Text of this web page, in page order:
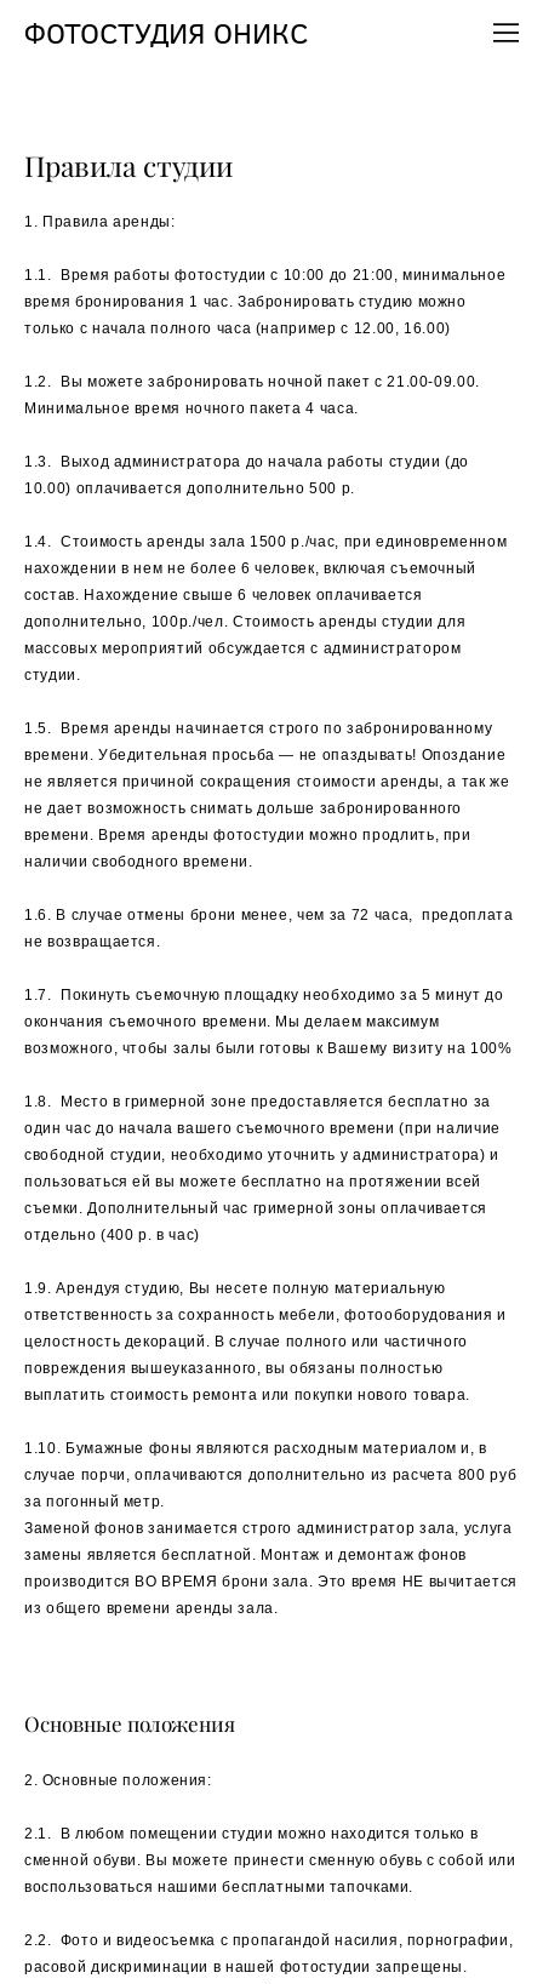
ФОТОСТУДИЯ ОНИКС
Правила студии
1. Правила аренды:
1.1. Время работы фотостудии с 10:00 до 21:00, минимальное
время бронирования 1 час. Забронировать студию можно
только с начала полного часа (например с 12.00, 16.00)
1.2. Вы можете забронировать ночной пакет с 21.00-09.00.
Минимальное время ночного пакета 4 часа.
1.3. Выход администратора до начала работы студии (до
10.00) оплачивается дополнительно 500 р.
1.4. Стоимость аренды зала 1500 р./час, при единовременном
нахождении в нем не более 6 человек, включая съемочный
состав. Нахождение свыше 6 человек оплачивается
дополнительно, 100р./чел. Стоимость аренды студии для
массовых мероприятий обсуждается с администратором
студии.
1.5. Время аренды начинается строго по забронированному
времени. Убедительная просьба — не опаздывать! Опоздание
не является причиной сокращения стоимости аренды, а так же
не дает возможность снимать дольше забронированного
времени. Время аренды фотостудии можно продлить, при
наличии свободного времени.
1.6. В случае отмены брони менее, чем за 72 часа, предоплата
не возвращается.
1.7. Покинуть съемочную площадку необходимо за 5 минут до
окончания съемочного времени. Мы делаем максимум
возможного, чтобы залы были готовы к Вашему визиту на 100%
1.8. Место в гримерной зоне предоставляется бесплатно за
один час до начала вашего съемочного времени (при наличие
свободной студии, необходимо уточнить у администратора) и
пользоваться ей вы можете бесплатно на протяжении всей
съемки. Дополнительный час гримерной зоны оплачивается
отдельно (400 р. в час)
1.9. Арендуя студию, Вы несете полную материальную
ответственность за сохранность мебели, фотооборудования и
целостность декораций. В случае полного или частичного
повреждения вышеуказанного, вы обязаны полностью
выплатить стоимость ремонта или покупки нового товара.
1.10. Бумажные фоны являются расходным материалом и, в
случае порчи, оплачиваются дополнительно из расчета 800 руб
за погонный метр.
Заменой фонов занимается строго администратор зала, услуга
замены является бесплатной. Монтаж и демонтаж фонов
производится ВО ВРЕМЯ брони зала. Это время НЕ вычитается
из общего времени аренды зала.
Основные положения
2. Основные положения:
2.1. В любом помещении студии можно находится только в
сменной обуви. Вы можете принести сменную обувь с собой или
воспользоваться нашими бесплатными тапочками.
2.2. Фото и видеосъемка с пропагандой насилия, порнографии,
расовой дискриминации в нашей фотостудии запрещены.